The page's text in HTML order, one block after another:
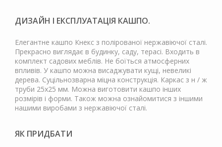
ДИЗАЙН І ЕКСПЛУАТАЦІЯ КАШПО.
Елегантне кашпо Кнекс з полірованої нержавіючої сталі.
Прекрасно виглядає в будинку, саду, терасі. Входить в
комплект садових меблів. Не боїться атмосферних
впливів. У кашпо можна висаджувати кущі, невеликі
дерева. Суцільнозварна міцна конструкція. Каркас з н / ж
труби 25х25 мм. Можна виготовити кашпо інших
розмірів і форми. Також можна ознайомитися з іншими
нашими виробами з нержавіючої сталі.
ЯК ПРИДБАТИ